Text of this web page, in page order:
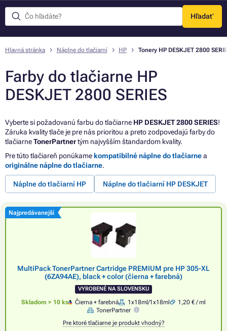
Hľadať
Menu
Hlavná stránka Náplne do tlačiarní HP Tonery HP DESKJET 2800
Farby do tlačiarne HP
DESKJET 2800 SERIES
Vyberte si požadovanú farbu do tlačiarne HP DESKJET 2800 SERIES!
Záruka kvality tlače je pre nás prioritou a preto zodpovedajú farby do
tlačiarneTonerPartnertým najvyšším štandardom kvality.
Pre túto tlačiareň ponúkame kompatibilné náplne do tlačiarnea
originálne náplne do tlačiarne.
Náplne do tlačiarní HP Náplne do tlačiarní HP DESKJET
Najpredávanejší
MultiPack TonerPartner Cartridge PREMIUM pre HP 305-XL
(6ZA94AE), black + color (čierna + farebná)
VYROBENÉ NA SLOVENSKU
Skladom > 10 ks Čierna + farebná 1x18ml/1x18ml
1,20 € / ml
TonerPartner
Pre ktoré tlačiarne je produkt vhodný?